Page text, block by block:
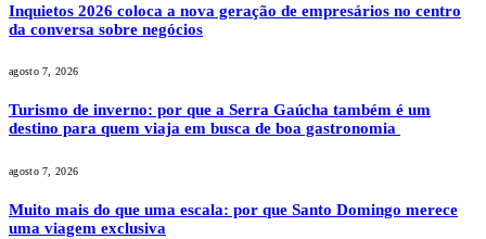
Inquietos 2026 coloca a nova geração de empresários no centro
da conversa sobre negócios
agosto 7, 2026
Turismo de inverno: por que a Serra Gaúcha também é um
destino para quem viaja em busca de boa gastronomia
agosto 7, 2026
Muito mais do que uma escala: por que Santo Domingo merece
uma viagem exclusiva